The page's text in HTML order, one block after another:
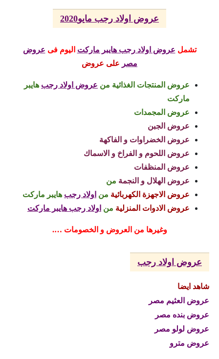
عروض اولاد رجب مايو2020
تشمل عروض اولاد رجب هايبر ماركت اليومفى عروض
مصر على عروض
عروض المنتجات الغذائية من عروض اولاد رجب هايبر
ماركت
عروض المجمدات
عروض الجبن
عروض الخضراوات و الفاكهة
عروض اللحوم و الفراخ و الاسماك
عروض المنظفات
عروض الهلال و النجمة من
عروض الاجهزة الكهربائية من اولاد رجب هايبر ماركت
عروض الادوات المنزلية من اولاد رجب هايبر ماركت
وغيرها من العروض و الخصومات ….
عروض اولاد رجب
شاهد ايضا
عروض العثيم مصر
عروض بنده مصر
عروض لولو مصر
عروض مترو